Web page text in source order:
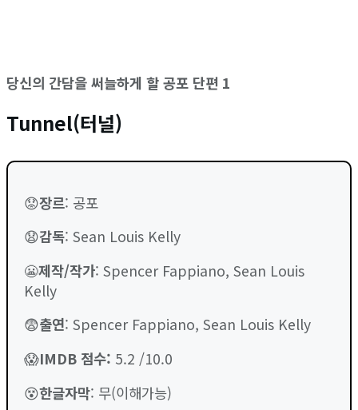
당신의 간담을 써늘하게 할 공포 단편 1
Tunnel(터널)
😟장르: 공포
😧감독: Sean Louis Kelly
😬제작/작가: Spencer Fappiano, Sean Louis
Kelly
😨출연: Spencer Fappiano, Sean Louis Kelly
😱IMDB 점수: 5.2 /10.0
😵한글자막: 무(이해가능)